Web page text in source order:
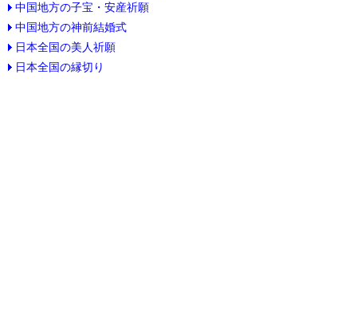
中国地方の子宝・安産祈願
中国地方の神前結婚式
日本全国の美人祈願
日本全国の縁切り